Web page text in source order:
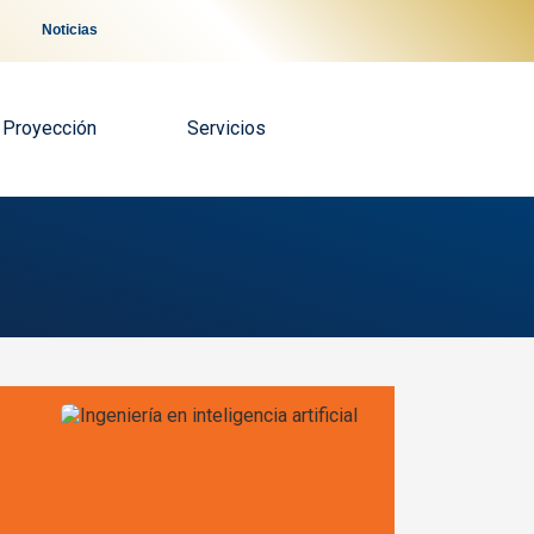
Noticias
Proyección Servicios